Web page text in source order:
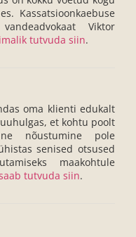
Kassatsioonkaebuse
Viktor
tutvuda siin.
oma klienti edukalt
et kohtu poolt
nõustumine pole
senised otsused
maakohtule
tutvuda siin.